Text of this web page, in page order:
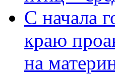
С начала
краю
на